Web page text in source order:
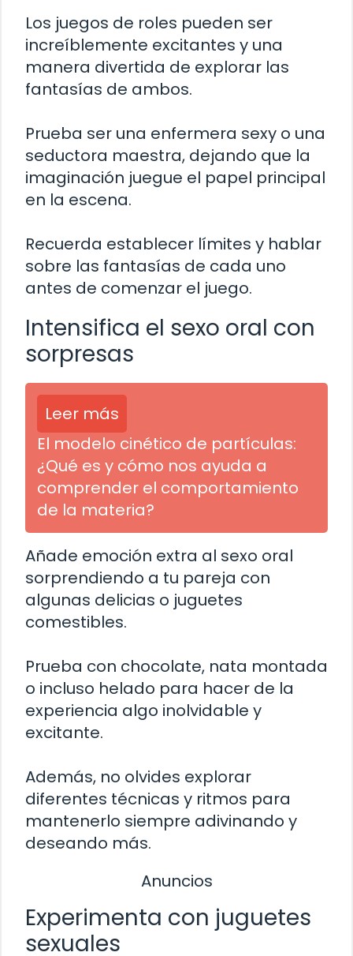
Los juegos de roles pueden ser
increíblemente excitantes y una
manera divertida de explorar las
fantasías de ambos.
Prueba ser una enfermera sexy o una
seductora maestra, dejando que la
imaginación juegue el papel principal
en la escena.
Recuerda establecer límites y hablar
sobre las fantasías de cada uno
antes de comenzar el juego.
Intensifica el sexo oral con
sorpresas
Leer más
El modelo cinético de partículas:
¿Qué es y cómo nos ayuda a
comprender el comportamiento
de la materia?
Añade emoción extra al sexo oral
sorprendiendo a tu pareja con
algunas delicias o juguetes
comestibles.
Prueba con chocolate, nata montada
o incluso helado para hacer de la
experiencia algo inolvidable y
excitante.
Además, no olvides explorar
diferentes técnicas y ritmos para
mantenerlo siempre adivinando y
deseando más.
Anuncios
Experimenta con juguetes
sexuales